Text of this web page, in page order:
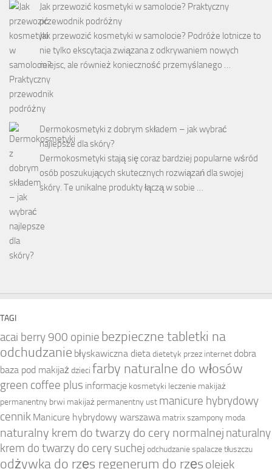
Jak przewozić kosmetyki w samolocie? Praktyczny
przewodnik podróżny
Jak przewozić kosmetyki w samolocie? Podróże lotnicze to
nie tylko ekscytacja związana z odkrywaniem nowych
miejsc, ale również konieczność przemyślanego …
Dermokosmetyki z dobrym składem – jak wybrać
najlepsze dla skóry?
Dermokosmetyki stają się coraz bardziej popularne wśród
osób poszukujących skutecznych rozwiązań dla swojej
skóry. Te unikalne produkty łączą w sobie …
TAGI
acai berry 900 opinie bezpieczne tabletki na
odchudzanie błyskawiczna dieta dietetyk przez internet dobra
baza pod makijaż dzieci farby naturalne do włosów
green coffee plus informacje kosmetyki leczenie makijaż
permanentny brwi makijaż permanentny ust manicure hybrydowy
cennik Manicure hybrydowy warszawa matrix szampony moda
naturalny krem do twarzy do cery normalnej naturalny
krem do twarzy do cery suchej odchudzanie spalacze tłuszczu
odżywka do rzęs regenerum do rzęs olejek